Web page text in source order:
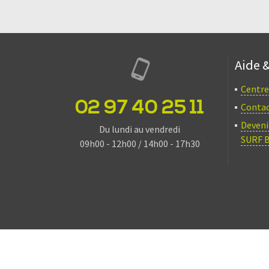
02 97 40 25 11
Du lundi au vendredi
09h00 - 12h00 / 14h00 - 17h30
Aide
SURF